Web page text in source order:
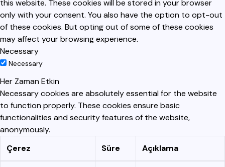
this website. These cookies will be stored in your browser
only with your consent. You also have the option to opt-out
of these cookies. But opting out of some of these cookies
may affect your browsing experience.
Necessary
Necessary
Her Zaman Etkin
Necessary cookies are absolutely essential for the website
to function properly. These cookies ensure basic
functionalities and security features of the website,
anonymously.
Çerez
Süre Açıklama